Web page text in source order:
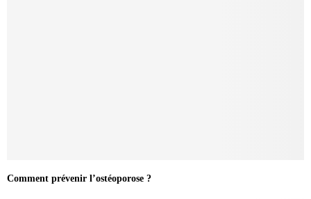
Comment prévenir l’ostéoporose ?